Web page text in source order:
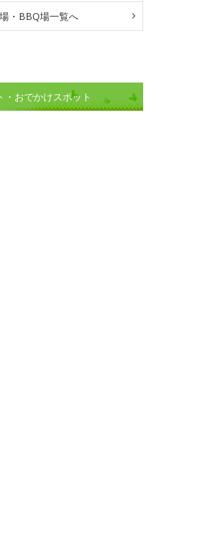
・BBQ場一覧へ
おでかけスポット